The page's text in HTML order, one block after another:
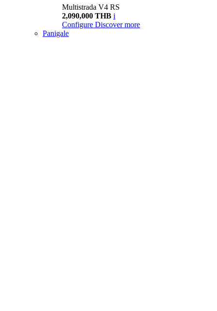
Multistrada V4 RS
2,090,000 THB i
Configure Discover more
Panigale